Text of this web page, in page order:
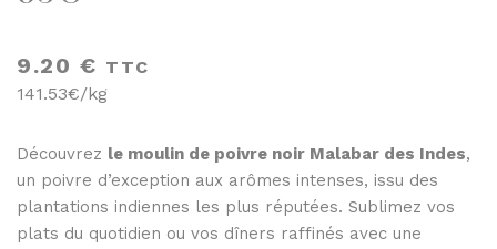
JUS ET SIROPS
MIELS
PRUNEAUX
THÉS ET INFUSIONS
PANIERS GOURMANDS
THÉS ET INFUSIONS
MOINS DE 20€
ENTRE 20€ ET 50€
PLUS DE 50€
9.20 € TTC
141.53€/kg
Découvrez le moulin de poivre noir Malabar des Indes,
un poivre d’exception aux arômes intenses, issu des
plantations indiennes les plus réputées. Sublimez vos
plats du quotidien ou vos dîners raffinés avec une